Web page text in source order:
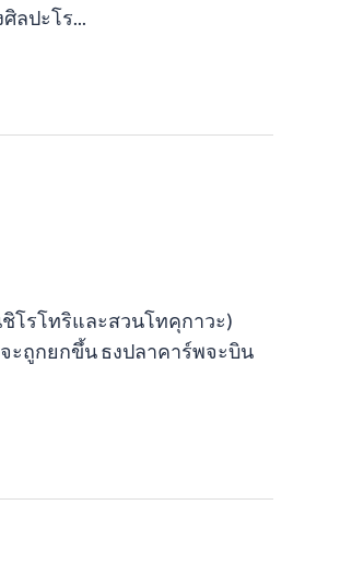
ลปะโร...
โรโทริและสวนโทคุกาวะ)
ะถูกยกขึ้น ธงปลาคาร์พจะบิน